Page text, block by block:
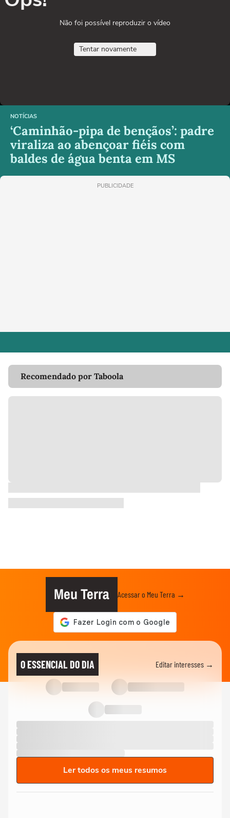
Não foi possível reproduzir o vídeo
Tentar novamente
NOTÍCIAS
‘Caminhão-pipa de bençãos’: padre
viraliza ao abençoar fiéis com
baldes de água benta em MS
PUBLICIDADE
Recomendado por Taboola
Meu Terra Acessar o Meu Terra →
O ESSENCIAL DO DIA Editar interesses →
Ler todos os meus resumos